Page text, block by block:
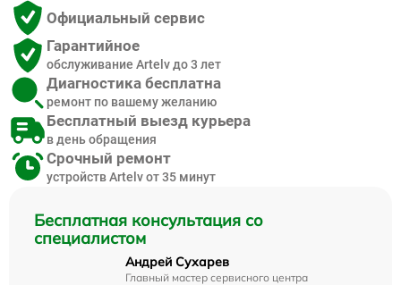
Бесплатная консультация со
специалистом
Андрей Сухарев
Главный мастер сервисного центра
Официальный сервис
Гарантийное
обслуживание Artelv до 3 лет
Диагностика бесплатна
ремонт по вашему желанию
Бесплатный выезд курьера
в день обращения
Срочный ремонт
устройств Artelv от 35 минут